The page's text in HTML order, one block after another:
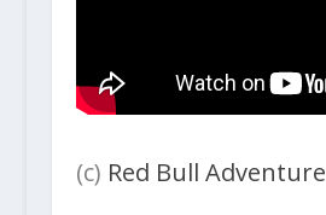
(c) Red Bull Adventure